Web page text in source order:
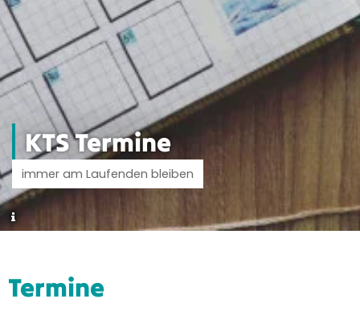
KTS Termine
immer am Laufenden bleiben
Termine